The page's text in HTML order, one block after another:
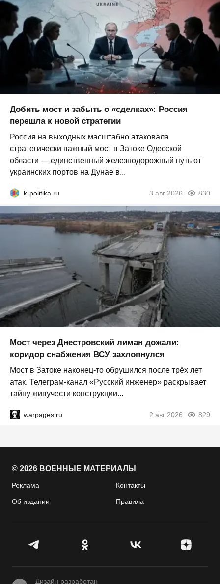
Добить мост и забыть о «сделках»: Россия
перешла к новой стратегии
Россия на выходных масштабно атаковала
стратегически важный мост в Затоке Одесской
области — единственный железнодорожный путь от
украинских портов на Дунае в...
k-politika.ru 3 авг 2026 830
Мост через Днестровский лиман дожали:
коридор снабжения ВСУ захлопнулся
Мост в Затоке наконец-то обрушился после трёх лет
атак. Телеграм-канал «Русский инженер» раскрывает
тайну живучести конструкции...
warpages.ru 2 авг 2026 829
© 2026 ВОЕННЫЕ МАТЕРИАЛЫ
Реклама Контакты
Об издании Правила